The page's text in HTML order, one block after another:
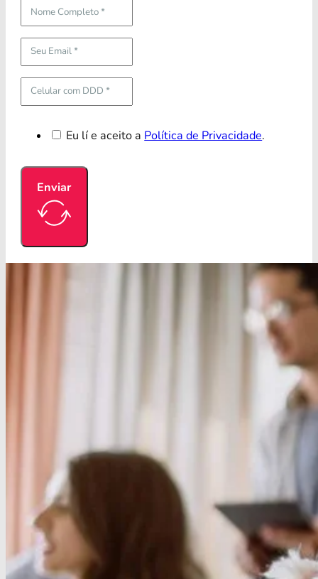
Eu lí e aceito aPolítica de Privacidade.
Enviar